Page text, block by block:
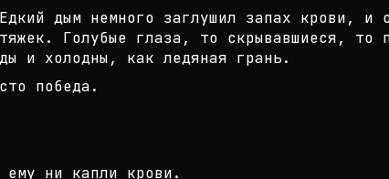
дым немного заглушил запах крови, и
Голубые глаза, то скрывавшиеся, то
и холодны, как ледяная грань.
победа.
ни капли крови.